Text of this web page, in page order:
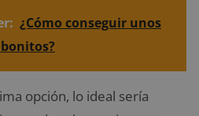
¿Cómo conseguir unos
opción, lo ideal sería